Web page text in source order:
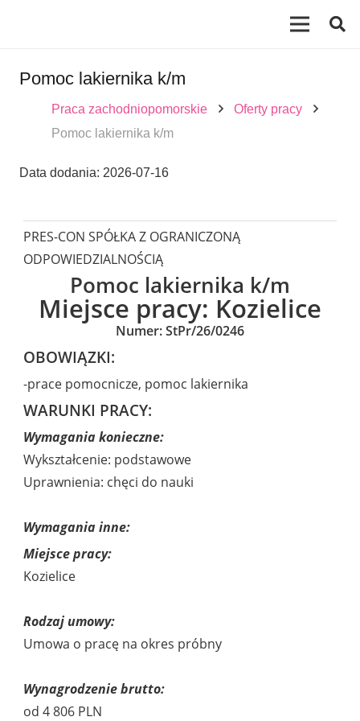
Pomoc lakiernika k/m
Praca zachodniopomorskie
Oferty pracy
Pomoc lakiernika k/m
Data dodania: 2026-07-16
PRES-CON SPÓŁKA Z OGRANICZONĄ
ODPOWIEDZIALNOŚCIĄ
Pomoc lakiernika k/m
Miejsce pracy: Kozielice
Numer: StPr/26/0246
OBOWIĄZKI:
-prace pomocnicze, pomoc lakiernika
WARUNKI PRACY:
Wymagania konieczne:
Wykształcenie: podstawowe
Uprawnienia: chęci do nauki
Wymagania inne:
Miejsce pracy:
Kozielice
Rodzaj umowy:
Umowa o pracę na okres próbny
Wynagrodzenie brutto:
od 4 806 PLN